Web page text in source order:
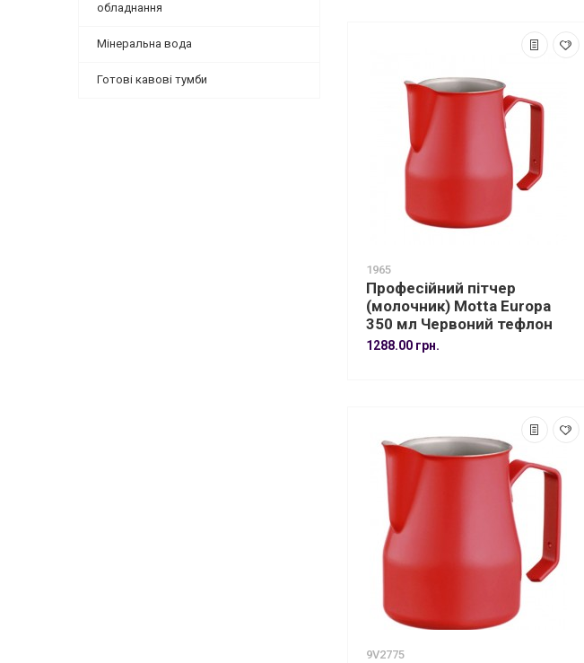
обладнання
Мінеральна вода
Готові кавові тумби
1965
Професійний пітчер
(молочник) Motta Europa
350 мл Червоний тефлон
1288.00 грн.
9V2775